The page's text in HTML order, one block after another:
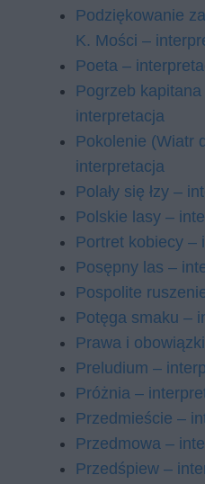
Podziękowanie
K. Mości –
Poeta –
Pogrzeb
interpretacja
Pokolenie (Wiatr
interpretacja
Polały się łzy –
Polskie lasy –
Portret kobiecy –
Posępny las –
Pospolite
Potęga smaku –
Prawa i
Preludium –
Próżnia –
Przedmieście –
Przedmowa –
Przedśpiew –